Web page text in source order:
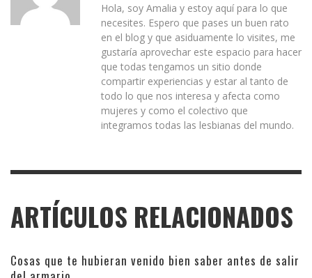
Hola, soy Amalia y estoy aquí para lo que
necesites. Espero que pases un buen rato
en el blog y que asiduamente lo visites, me
gustaría aprovechar este espacio para hacer
que todas tengamos un sitio donde
compartir experiencias y estar al tanto de
todo lo que nos interesa y afecta como
mujeres y como el colectivo que
integramos todas las lesbianas del mundo.
ARTÍCULOS RELACIONADOS
Cosas que te hubieran venido bien saber antes de salir